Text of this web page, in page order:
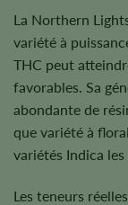
La Northern
variété à
THC peut
favorables. Sa
abondante de
que variété à
variétés Indica
Les teneurs